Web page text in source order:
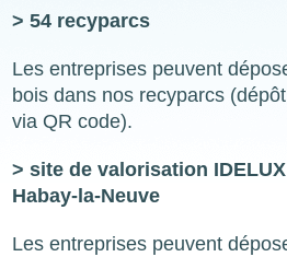
> 54 recyparcs
Les entreprises peuvent
bois dans nos recyparcs
via QR code).
> site de valorisation
Habay-la-Neuve
Les entreprises peuvent